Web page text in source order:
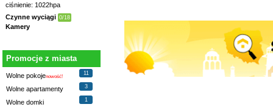
ciśnienie: 1022hpa
Czynne wyciągi 0/18
Kamery
Promocje z miasta
Wolne pokojenowość!
11
Wolne apartamenty 3
Wolne domki 1